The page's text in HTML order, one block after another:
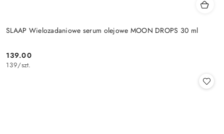
SLAAP Wielozadaniowe serum olejowe MOON DROPS 30 ml
Cena:
139.00
139/szt.